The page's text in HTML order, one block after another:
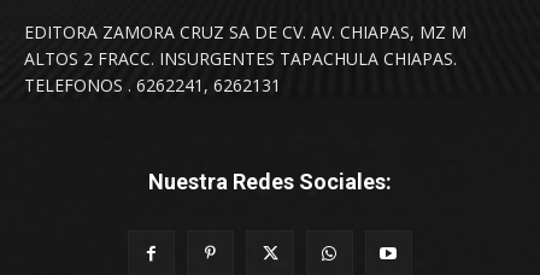
EDITORA ZAMORA CRUZ SA DE CV. AV. CHIAPAS, MZ M
ALTOS 2 FRACC. INSURGENTES TAPACHULA CHIAPAS.
TELEFONOS . 6262241, 6262131
Nuestra Redes Sociales: